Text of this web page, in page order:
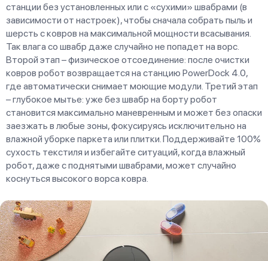
станции без установленных или с «сухими» швабрами (в
зависимости от настроек), чтобы сначала собрать пыль и
шерсть с ковров на максимальной мощности всасывания.
Так влага со швабр даже случайно не попадет на ворс.
Второй этап – физическое отсоединение: после очистки
ковров робот возвращается на станцию PowerDock 4.0,
где автоматически снимает моющие модули. Третий этап
– глубокое мытье: уже без швабр на борту робот
становится максимально маневренным и может без опаски
заезжать в любые зоны, фокусируясь исключительно на
влажной уборке паркета или плитки. Поддерживайте 100%
сухость текстиля и избегайте ситуаций, когда влажный
робот, даже с поднятыми швабрами, может случайно
коснуться высокого ворса ковра.